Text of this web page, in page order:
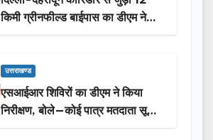
किमी ग्रीनफील्ड बाईपास का डीएम ने
किया निरीक्षण…
उत्तराखण्ड
एसआईआर शिविरों का डीएम ने किया
निरीक्षण, बोले—कोई पात्र मतदाता सूची
से न छूटे…